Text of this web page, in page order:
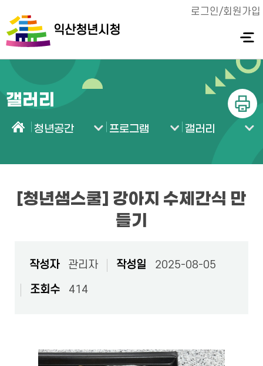
익산청년시청
로그인/회원가입
전체메
뉴 열기
갤러리
인쇄
청년공간 프로그램 갤러리
[청년샘스쿨] 강아지 수제간식 만
들기
작성자 관리자 작성일
2025-08-05
조회수
414